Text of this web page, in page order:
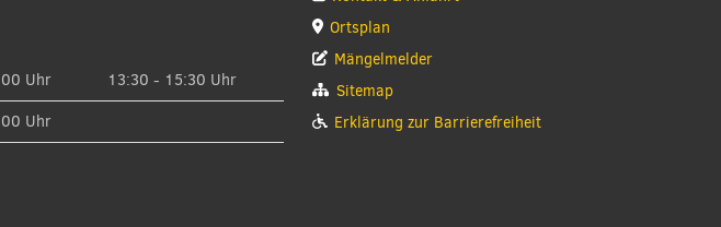
Uhr
13:30 - 15:30 Uhr
Uhr
Ortsplan
Mängelmelder
Sitemap
Erklärung zur Barrierefreiheit